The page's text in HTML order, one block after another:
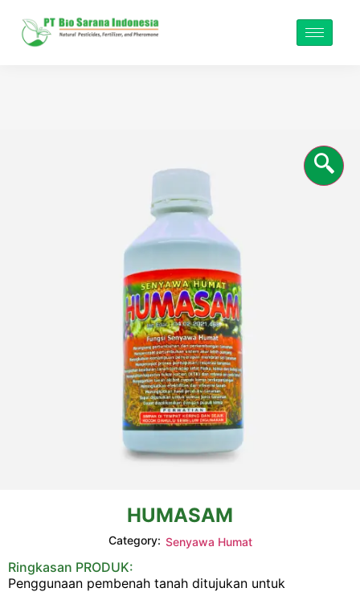
HUMASAM
Category: Senyawa Humat
Ringkasan PRODUK:
Penggunaan pembenah tanah ditujukan untuk